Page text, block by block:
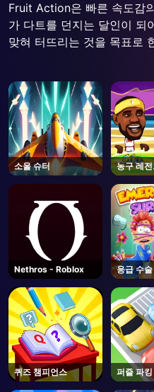
Fruit Action은 빠른 속도감
가 다트를 던지는 달인이 되
맞혀 터뜨리는 것을 목표로
소울 슈터 농구 레
Nethros - Roblox 응급 수술
퀴즈 챔피언스 퍼즐 파